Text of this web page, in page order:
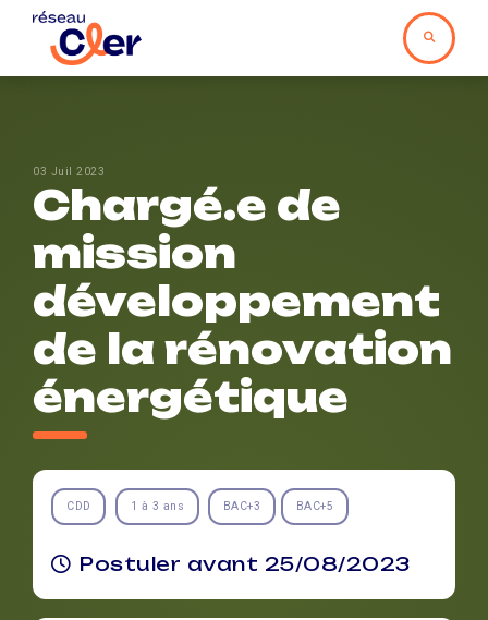
03 Juil 2023
Chargé.e de
mission
développement
de la rénovation
énergétique
CDD 1 à 3 ans BAC+3 BAC+5
Postuler avant 25/08/2023